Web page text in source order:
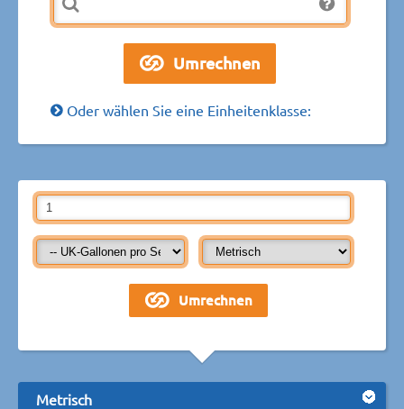
Oder wählen Sie eine Einheitenklasse:
Metrisch